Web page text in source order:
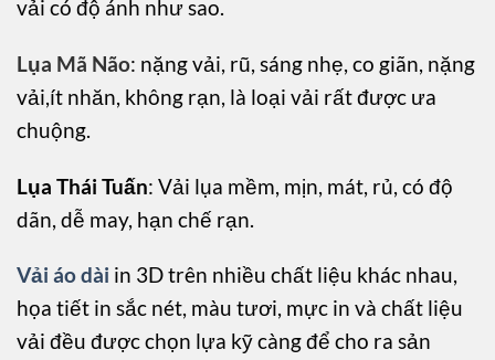
vải có độ ánh như sao.
Lụa Mã Não: nặng vải, rũ, sáng nhẹ, co giãn, nặng
vải,ít nhăn, không rạn, là loại vải rất được ưa
chuộng.
Lụa Thái Tuấn: Vải lụa mềm, mịn, mát, rủ, có độ
dãn, dễ may, hạn chế rạn.
Vải áo dài in 3D trên nhiều chất liệu khác nhau,
họa tiết in sắc nét, màu tươi, mực in và chất liệu
vải đều được chọn lựa kỹ càng để cho ra sản